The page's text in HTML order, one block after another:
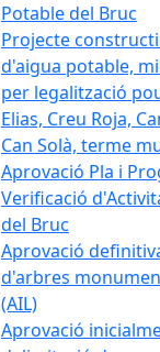
Potable del Bruc
Projecte
d'aigua potable,
per legalització
Elias, Creu Roja,
Can Solà, terme
Aprovació Pla i
Verificació
del Bruc
Aprovació
d'arbres
(AIL)
Aprovació